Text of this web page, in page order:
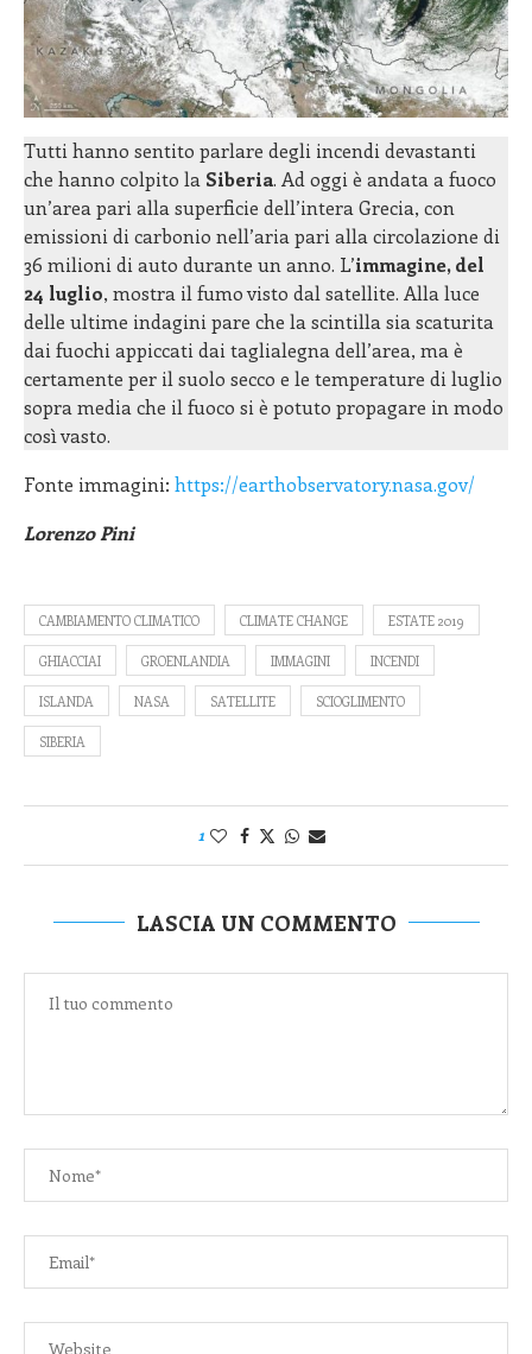
Tutti hanno sentito parlare degli incendi devastanti
che hanno colpito la Siberia. Ad oggi è andata a fuoco
un’area pari alla superficie dell’intera Grecia, con
emissioni di carbonio nell’aria pari alla circolazione di
36 milioni di auto durante un anno. L’immagine, del
24 luglio, mostra il fumo visto dal satellite. Alla luce
delle ultime indagini pare che la scintilla sia scaturita
dai fuochi appiccati dai taglialegna dell’area, ma è
certamente per il suolo secco e le temperature di luglio
sopra media che il fuoco si è potuto propagare in modo
così vasto.
Fonte immagini: https://earthobservatory.nasa.gov/
Lorenzo Pini
CAMBIAMENTO CLIMATICO CLIMATE CHANGE ESTATE 2019
GHIACCIAI GROENLANDIA IMMAGINI INCENDI
ISLANDA NASA SATELLITE SCIOGLIMENTO
SIBERIA
1
LASCIA UN COMMENTO